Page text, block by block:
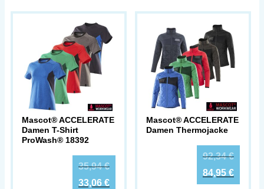
Mascot® ACCELERATE
Damen T-Shirt
ProWash® 18392
35,94€
33,06 €
Mascot® ACCELERATE
Damen Thermojacke
92,34€
84,95 €